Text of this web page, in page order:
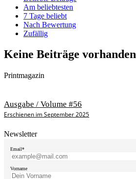
Am beliebtesten
7 Tage beliebt
Nach Bewertung
Zufällig
Keine Beiträge vorhanden
Printmagazin
Ausgabe / Volume #56
Erschienen im September 2025
Newsletter
Email*
Vorname